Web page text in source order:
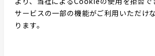
サービスの一部の機能がご利用いただけ
ります。